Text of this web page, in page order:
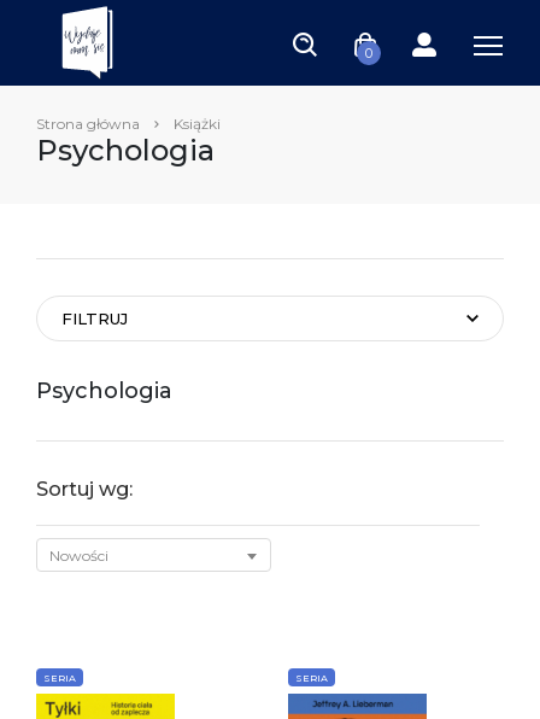
0
Strona główna Książki
Psychologia
FILTRUJ
Psychologia
Sortuj wg:
Nowości
SERIA SERIA